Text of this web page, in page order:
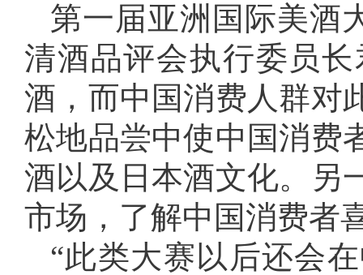
第一届亚洲国际美酒
清酒品评会执行委员
酒，而中国消费人群对
松地品尝中使中国消费
酒以及日本酒文化。另
市场，了解中国消费者
“此类大赛以后还会